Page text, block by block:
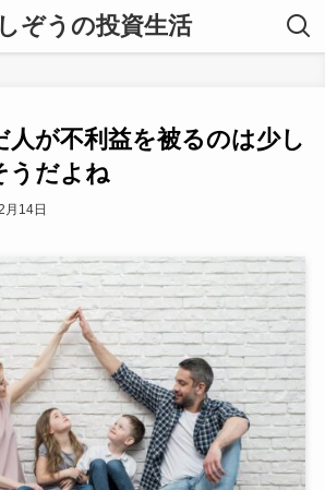
ぞうの投資生活
人が不利益を被るのは少し
うだよね
月14日